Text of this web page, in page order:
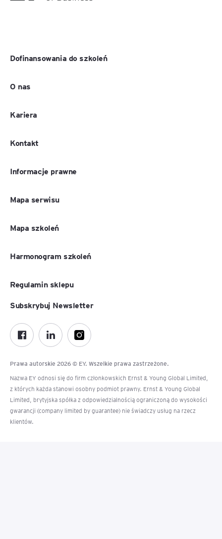
Dofinansowania do szkoleń
O nas
Kariera
Kontakt
Informacje prawne
Mapa serwisu
Mapa szkoleń
Harmonogram szkoleń
Regulamin sklepu
Prawa autorskie 2026 © EY. Wszelkie prawa zastrzeżone.
Nazwa EY odnosi się do firm członkowskich Ernst & Young Global Limited,
z których każda stanowi osobny podmiot prawny. Ernst & Young Global
Limited, brytyjska spółka z odpowiedzialnością ograniczoną do wysokości
gwarancji (company limited by guarantee) nie świadczy usług na rzecz
klientów.
Subskrybuj Newsletter